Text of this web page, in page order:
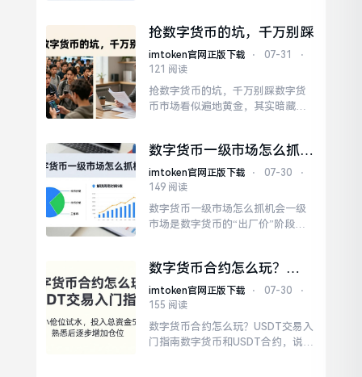
的践行者，更是央行数字货币（DC/
EP）生态的重要建设力量。部分厂
商甚至将量子加密技术预研至原型
术护城河。值得关注的是，中小型
研发商正通过差异化策略突...
抢数字货币的坑，千万别踩
imtoken官网正版下载 ⋅ 07-31
⋅
121 阅读
抢数字货币的坑，千万别踩数字货
币市场看似遍地黄金，其实暗藏危
财。数字货币不是靠抢的，而是靠
认知和耐心。那些喊着“抢到就是赚
到”的，多半是拉人头的套路。数字
常。数字货币市场还在发展，机会
确实有，但绝不是靠抢。
数字货币一级市场怎么抓机
会
imtoken官网正版下载 ⋅ 07-30
⋅
149 阅读
数字货币一级市场怎么抓机会一级
市场是数字货币的“出厂价”阶段，
模型，切不可仅仅着眼于概念。诸
如代币分配比例、解锁周期、流通
市值等这些关键硬指标，直接决定
盘”的情况。最后提醒一句：一级市
场不是“捡钱”的地方。
数字货币合约怎么玩？
USDT交易入门指南
imtoken官网正版下载 ⋅ 07-30
⋅
155 阅读
数字货币合约怎么玩？USDT交易入
门指南数字货币和USDT合约，说白